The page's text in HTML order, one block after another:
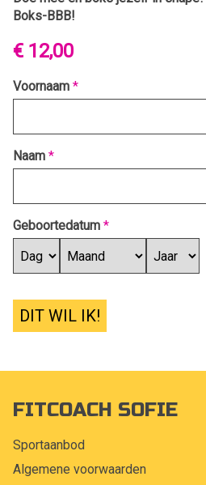
Boks-BBB!
€ 12,00
Voornaam *
Naam *
Geboortedatum *
DIT WIL IK!
FITCOACH SOFIE
Sportaanbod
Algemene voorwaarden